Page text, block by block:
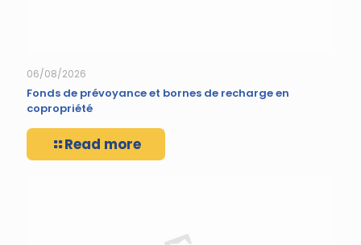
06/08/2026
Fonds de prévoyance et bornes de recharge en
copropriété
Read more